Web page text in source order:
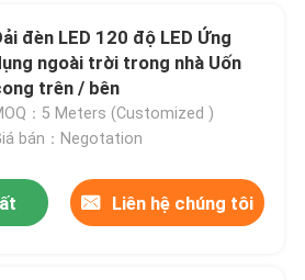
đèn LED 120 độ LED Ứng
ngoài trời trong nhà Uốn
trên / bên
：5 Meters (Customized )
bán：Negotation
Liên hệ chúng tôi